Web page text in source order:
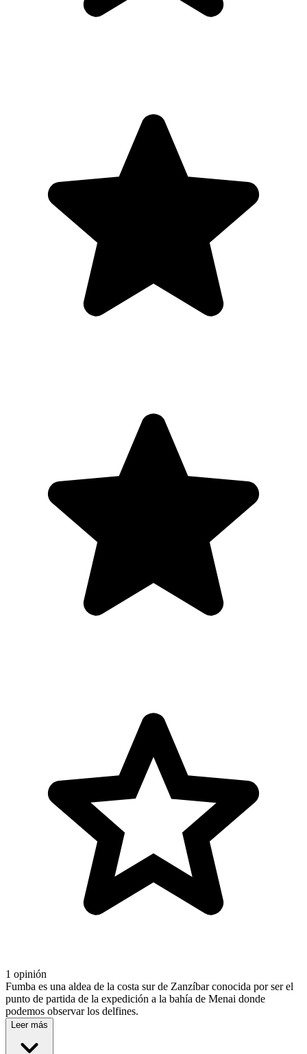
1 opinión
Fumba es una aldea de la costa sur de Zanzíbar conocida por ser el
punto de partida de la expedición a la bahía de Menai donde
podemos observar los delfines.
Leer más